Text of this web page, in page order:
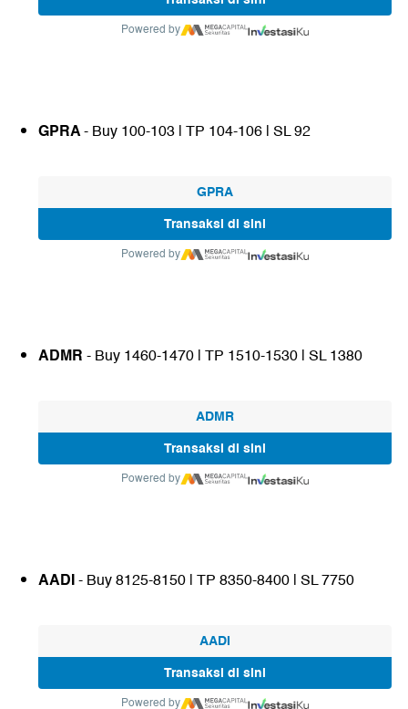
Powered by
GPRA- Buy 100-103 | TP 104-106 | SL 92
GPRA
Transaksi di sini
Powered by
ADMR- Buy 1460-1470 | TP 1510-1530 | SL 1380
ADMR
Transaksi di sini
Powered by
AADI- Buy 8125-8150 | TP 8350-8400 | SL 7750
AADI
Transaksi di sini
Powered by